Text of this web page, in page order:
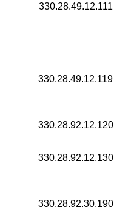
330.28.49.12.111
330.28.49.12.119
330.28.92.12.120
330.28.92.12.130
330.28.92.30.190